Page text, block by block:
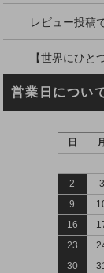
レビュー投稿
【世界にひ
営業日につい
日
月
2
3
9
16
23
30